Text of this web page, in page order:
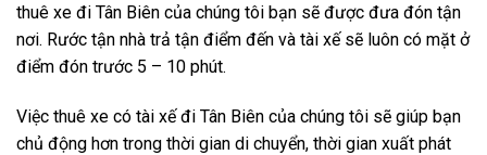
thuê xe đi Tân Biên của chúng tôi bạn sẽ được đưa đón tận
nơi. Rước tận nhà trả tận điểm đến và tài xế sẽ luôn có mặt ở
điểm đón trước 5 – 10 phút.
Việc thuê xe có tài xế đi Tân Biên của chúng tôi sẽ giúp bạn
chủ động hơn trong thời gian di chuyển, thời gian xuất phát